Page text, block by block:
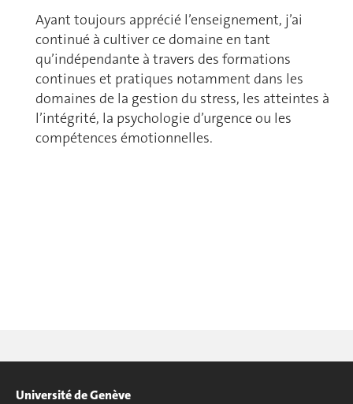
Ayant toujours apprécié l’enseignement, j’ai
continué à cultiver ce domaine en tant
qu’indépendante à travers des formations
continues et pratiques notamment dans les
domaines de la gestion du stress, les atteintes à
l’intégrité, la psychologie d’urgence ou les
compétences émotionnelles.
Université de Genève